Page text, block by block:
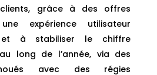
grâce à des offres
expérience utilisateur
et à stabiliser le chiffre
long de l’année, via des
avec des régies